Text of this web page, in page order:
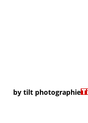
by tilt photographie